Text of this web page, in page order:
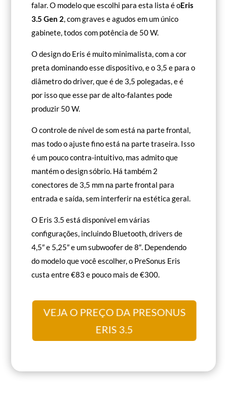
falar. O modelo que escolhi para esta lista é oEris
3.5 Gen 2, com graves e agudos em um único
gabinete, todos com potência de 50 W.
O design do Eris é muito minimalista, com a cor
preta dominando esse dispositivo, e o 3,5 e para o
diâmetro do driver, que é de 3,5 polegadas, e é
por isso que esse par de alto-falantes pode
produzir 50 W.
O controle de nível de som está na parte frontal,
mas todo o ajuste fino está na parte traseira. Isso
é um pouco contra-intuitivo, mas admito que
mantém o design sóbrio. Há também 2
conectores de 3,5 mm na parte frontal para
entrada e saída, sem interferir na estética geral.
O Eris 3.5 está disponível em várias
configurações, incluindo Bluetooth, drivers de
4,5″ e 5,25″ e um subwoofer de 8″. Dependendo
do modelo que você escolher, o PreSonus Eris
custa entre €83 e pouco mais de €300.
VEJA O PREÇO DA PRESONUS
ERIS 3.5